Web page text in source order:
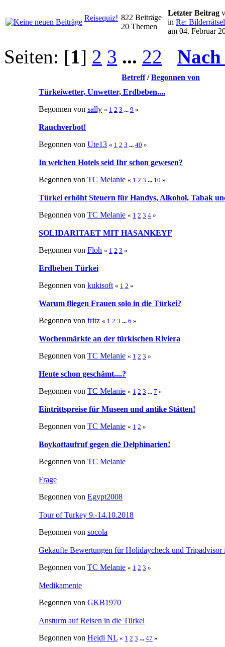
Reisequiz! 822 Beiträge
20 Themen
Letzter Beitrag
in Re: Bilderrätsel
am 04. Februar
Seiten: [1] 2 3 ... 22
Betreff/Begonnen von
Türkeiwetter, Unwetter, Erdbeben....
Begonnen von sally « 1 2 3 ... 9 »
Rauchverbot!
Begonnen von Ute13 « 1 2 3 ... 40 »
In welchen Hotels seid Ihr schon gewesen?
Begonnen von TC Melanie « 1 2 3 ... 10 »
Türkei erhöht Steuern für Handys, Alkohol, Tabak
Begonnen von TC Melanie « 1 2 3 4 »
SOLIDARITAET MIT HASANKEYF
Begonnen von Floh « 1 2 3 »
Erdbeben Türkei
Begonnen von kukisoft « 1 2 »
Warum fliegen Frauen solo in die Türkei?
Begonnen von fritz « 1 2 3 ... 6 »
Wochenmärkte an der türkischen Riviera
Begonnen von TC Melanie « 1 2 3 »
Heute schon geschämt....?
Begonnen von TC Melanie « 1 2 3 ... 7 »
Eintrittspreise für Museen und antike Stätten!
Begonnen von TC Melanie « 1 2 »
Boykottaufruf gegen die Delphinarien!
Begonnen von TC Melanie
Frage
Begonnen von Egypt2008
Tour of Turkey 9.-14.10.2018
Begonnen von socola
Gekaufte Bewertungen für Holidaycheck und Tripadvisor
Begonnen von TC Melanie « 1 2 3 »
Medikamente
Begonnen von GKB1970
Ansturm auf Reisen in die Türkei
Begonnen von Heidi NL « 1 2 3 ... 47 »